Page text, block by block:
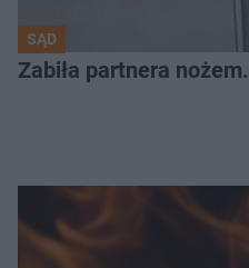
SĄD
Zabiła partnera